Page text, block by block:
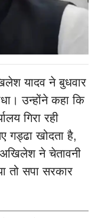
यादव ने बुधवार
उन्होंने कहा कि
गिरा रही
गड्ढा खोदता है,
ने चेतावनी
तो सपा सरकार